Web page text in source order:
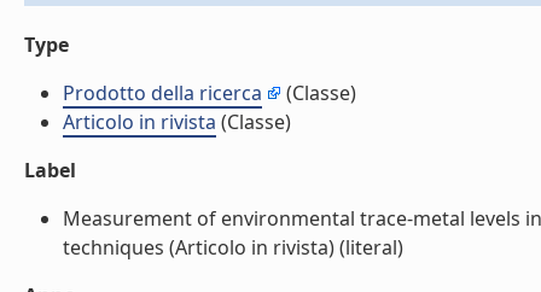
Type
Prodotto della ricerca
(Classe)
Articolo in rivista (Classe)
Label
Measurement of environmental trace-metal levels
techniques (Articolo in rivista) (literal)